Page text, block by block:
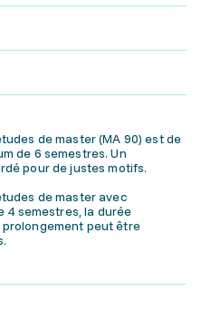
de master (MA 90) est de
de 6 semestres. Un
pour de justes motifs.
de master avec
4 semestres, la durée
prolongement peut être